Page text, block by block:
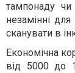
тампонаду
незамінні
сканувати в
Економічна
від 5000 до